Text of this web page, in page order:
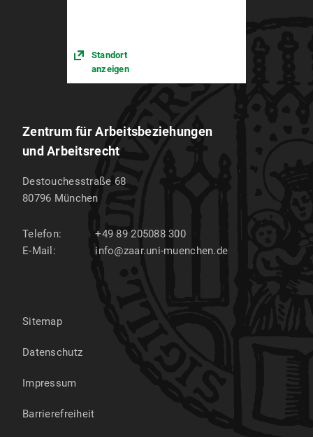
Standort
anzeigen
Zentrum für Arbeitsbeziehungen
und Arbeitsrecht
Destouchesstraße 68
80796 München
Telefon:
+49 89 205088 300
E-Mail:
info@zaar.uni-muenchen.de
Sitemap
Datenschutz
Impressum
Barrierefreiheit